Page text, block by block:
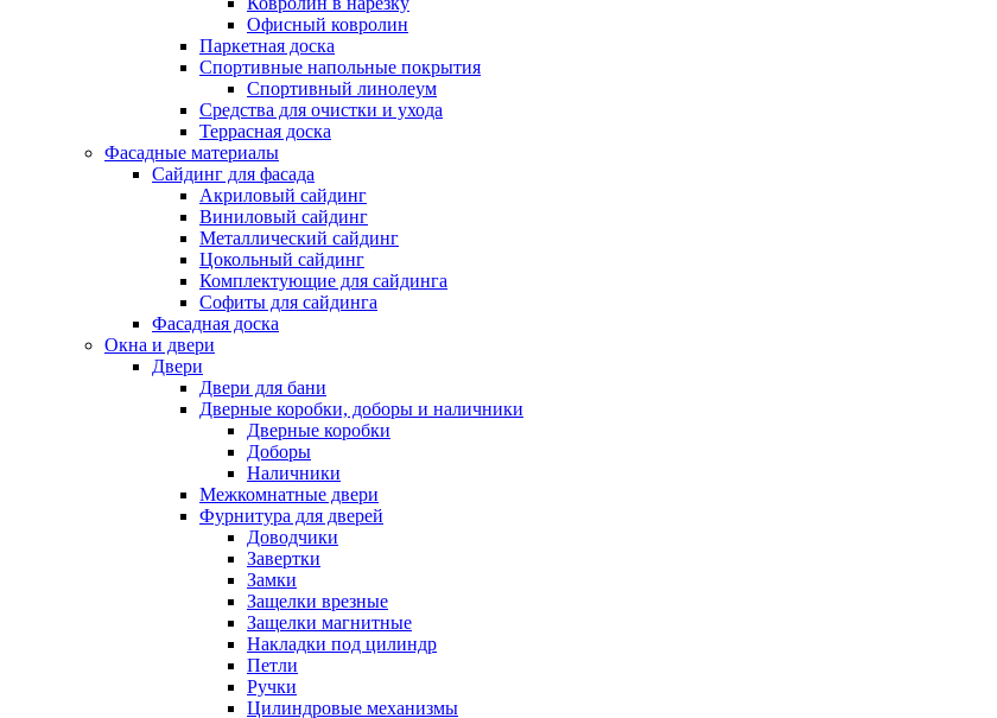
Офисный ковролин
Паркетная доска
Спортивные напольные покрытия
Спортивный линолеум
Средства для очистки и ухода
Террасная доска
Фасадные материалы
Сайдинг для фасада
Акриловый сайдинг
Виниловый сайдинг
Металлический сайдинг
Цокольный сайдинг
Комплектующие для сайдинга
Софиты для сайдинга
Фасадная доска
Окна и двери
Двери
Двери для бани
Дверные коробки, доборы и наличники
Дверные коробки
Доборы
Наличники
Межкомнатные двери
Фурнитура для дверей
Доводчики
Завертки
Замки
Защелки врезные
Защелки магнитные
Накладки под цилиндр
Петли
Ручки
Цилиндровые механизмы